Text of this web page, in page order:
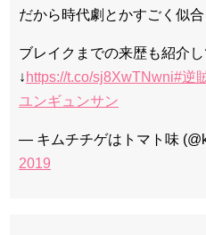
だから時代劇とかすごく似合
ブレイクまでの来歴も紹介し
↓ https://t.co/sj8XwTNwni#逆
ユンギュンサン
— キムチチゲはトマト味
2019